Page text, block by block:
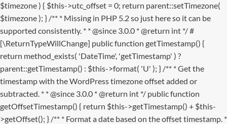
$timezone ) { $this->utc_offset = 0; return parent::setTimezone(
$timezone ); } /** * Missing in PHP 5.2 so just here so it can be
supported consistently. * * @since 3.0.0 * @return int */ #
[\ReturnTypeWillChange] public function getTimestamp() {
return method_exists( 'DateTime', 'getTimestamp' ) ?
parent::getTimestamp() : $this->format( 'U' ); } /** * Get the
timestamp with the WordPress timezone offset added or
subtracted. * * @since 3.0.0 * @return int */ public function
getOffsetTimestamp() { return $this->getTimestamp() + $this-
>getOffset(); } /** * Format a date based on the offset timestamp. *